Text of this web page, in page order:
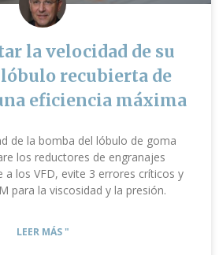
la velocidad de su
recubierta de
eficiencia máxima
de la bomba del lóbulo de goma
los reductores de engranajes
los VFD, evite 3 errores críticos y
para la viscosidad y la presión.
LEER MÁS "